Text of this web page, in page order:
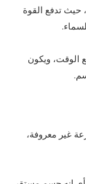
حيث تدفع القوة
الوقت، ويكون
غير معروفة،